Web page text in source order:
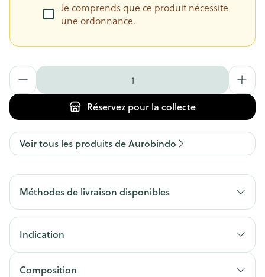
Je comprends que ce produit nécessite
une ordonnance.
Quantité
Réservez pour la collecte
Voir tous les produits de Aurobindo
Méthodes de livraison disponibles
Indication
Composition